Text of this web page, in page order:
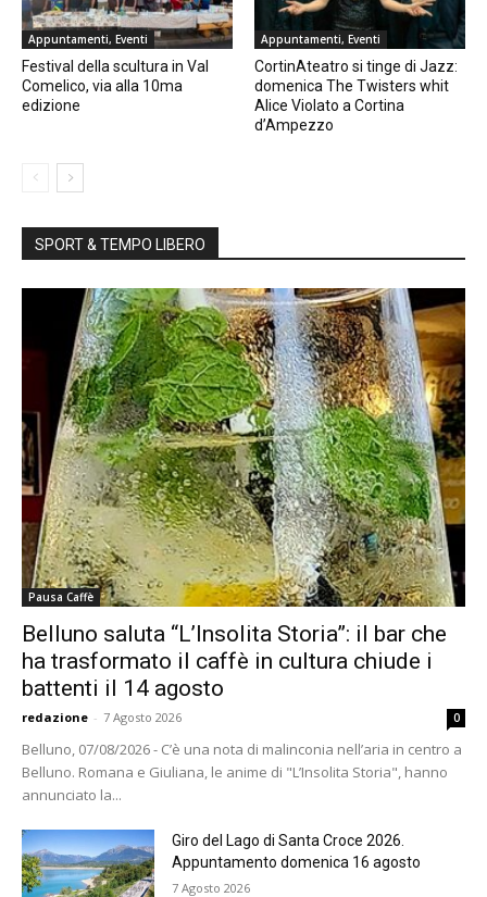
Appuntamenti, Eventi
Festival della scultura in Val
Comelico, via alla 10ma
edizione
Appuntamenti, Eventi
CortinAteatro si tinge di Jazz:
domenica The Twisters whit
Alice Violato a Cortina
d’Ampezzo
SPORT & TEMPO LIBERO
Pausa Caffè
Belluno saluta “L’Insolita Storia”: il bar che
ha trasformato il caffè in cultura chiude i
battenti il 14 agosto
redazione - 7 Agosto 2026 0
Belluno, 07/08/2026 - C’è una nota di malinconia nell’aria in centro a
Belluno. Romana e Giuliana, le anime di "L’Insolita Storia", hanno
annunciato la...
Giro del Lago di Santa Croce 2026.
Appuntamento domenica 16 agosto
7 Agosto 2026